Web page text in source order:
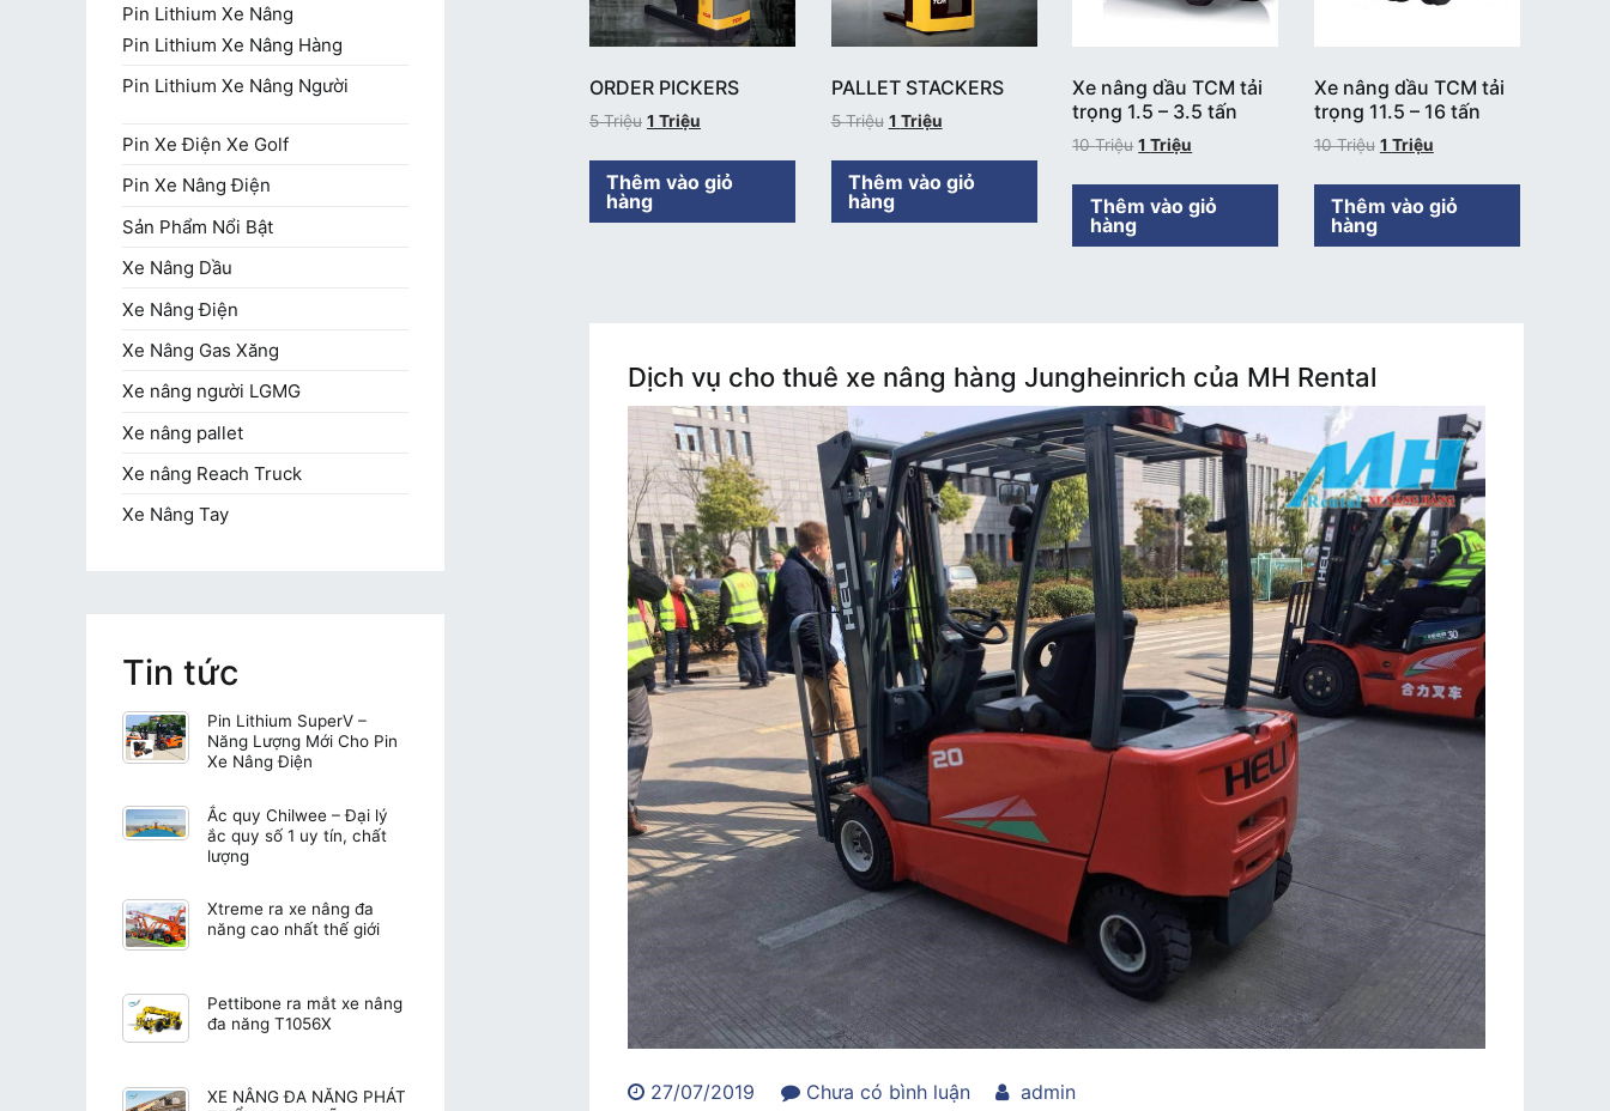
ORDER PICKERS
5Triệu 1 Triệu
Thêm vào giỏ
hàng
PALLET STACKERS
5Triệu 1 Triệu
Thêm vào giỏ
hàng
Xe nâng dầu TCM tải
trọng 1.5 – 3.5 tấn
10Triệu 1Triệu
Thêm vào giỏ
hàng
Xe nâng dầu TCM tải
trọng 11.5 – 16 tấn
10Triệu 1 Triệu
Thêm vào giỏ
hàng
Dịch vụ cho thuê xe nâng hàng Jungheinrich của MH Rental
27/07/2019 Chưa có bình luậntrong admin
Pin Lithium Xe Nâng
Pin Lithium Xe Nâng Hàng
Pin Lithium Xe Nâng Người
Pin Xe Điện Xe Golf
Pin Xe Nâng Điện
Sản Phẩm Nổi Bật
Xe Nâng Dầu
Xe Nâng Điện
Xe Nâng Gas Xăng
Xe nâng người LGMG
Xe nâng pallet
Xe nâng Reach Truck
Xe Nâng Tay
Tin tức
Pin Lithium SuperV –
Năng Lượng Mới Cho Pin
Xe Nâng Điện
Ắc quy Chilwee – Đại lý
ắc quy số 1 uy tín, chất
lượng
Xtreme ra xe nâng đa
năng cao nhất thế giới
Pettibone ra mắt xe nâng
đa năng T1056X
XE NÂNG ĐA NĂNG PHÁT